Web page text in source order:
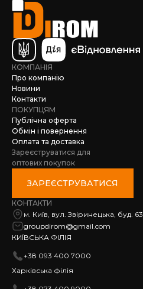
КОМПАНІЯ
Про компанію
Новини
Контакти
ПОКУПЦЯМ
Публічна оферта
Обмін і повернення
Оплата та доставка
Зареєструватися для
оптових покупок
ЗАРЕЄСТРУВАТИСЯ
КОНТАКТИ
м. Київ, вул. Звіринецька, буд. 63
groupdirom@gmail.com
КИЇВСЬКА ФІЛІЯ
+38 093 400 7000
Харківська філія